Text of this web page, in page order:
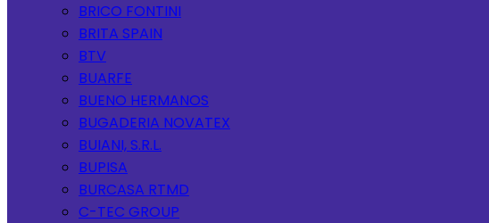
BRICO FONTINI
BRITA SPAIN
BTV
BUARFE
BUENO HERMANOS
BUGADERIA NOVATEX
BUIANI, S.R.L.
BUPISA
BURCASA RTMD
C-TEC GROUP